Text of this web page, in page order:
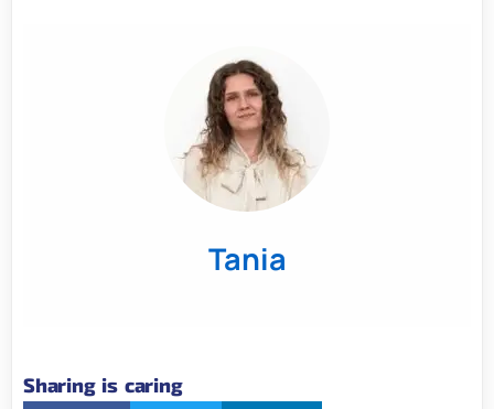
Tania
Sharing is caring